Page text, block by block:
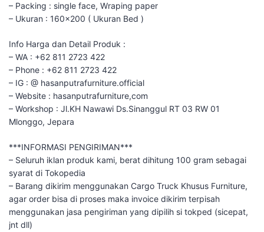
– Packing : single face, Wraping paper
– Ukuran : 160×200 ( Ukuran Bed )
Info Harga dan Detail Produk :
– WA : +62 811 2723 422
– Phone : +62 811 2723 422
– IG : @ hasanputrafurniture.official
– Website : hasanputrafurniture,com
– Workshop : Jl.KH Nawawi Ds.Sinanggul RT 03 RW 01
Mlonggo, Jepara
***INFORMASI PENGIRIMAN***
– Seluruh iklan produk kami, berat dihitung 100 gram sebagai
syarat di Tokopedia
– Barang dikirim menggunakan Cargo Truck Khusus Furniture,
agar order bisa di proses maka invoice dikirim terpisah
menggunakan jasa pengiriman yang dipilih si tokped (sicepat,
jnt dll)